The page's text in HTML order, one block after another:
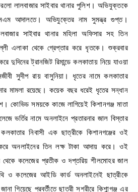
লালবাজার সাইবার থানার পুলিশ। অভিযুক্তকে
আদালতে। অভিযুক্তের নাম সুমন্ত্র গুপ্ত।
সাইবার থানার মহিলা অফিসার সহ তিন
এলাকা থেকে গ্রেপ্তার করে ধৃতকে। শুক্রবার
দুদিনের ট্রানজিট রিমান্ডে কলকাতায় নিয়ে যাওয়া
সুদীপ রায় বাসুনিয়া। ধৃতের নামে কলকাতার
মামলা রয়েছে। কয়েক বছর ধরেই ধৃতের সন্ধান
কোভিড সময়কে কাজে লাগিয়েই কিশানগঞ্জ মাতা
ভর্তির নামে অনলাইনে প্রতারনার জাল বিস্তার
নিবাসী এক ছাত্রীকে কিশানগঞ্জের ওই
অনলাইনের তিন লক্ষ টাকা আদায় করে। ওই
থেকে কলেজের প্রতীক ও দপ্তরিয় শীলমোহর জাল
ও কলেজের আইডি কার্ড অনলাইনেই ছাত্রীকে
গিয়েছে পরবর্তীতে ছাত্রী সশরীরে কিশান্গঞ্জ এর